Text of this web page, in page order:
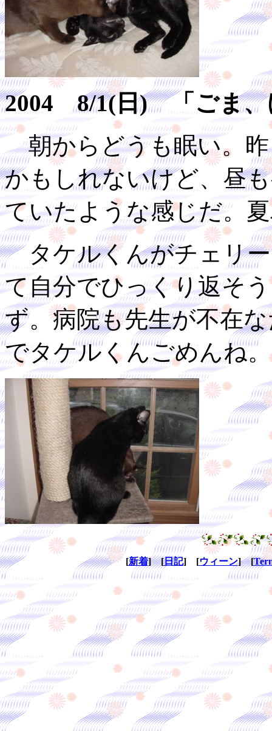
2004 8/1(日) 「ごま、
朝からどうも眠い。昨
かもしれないけど、昼
ていたような感じだ。
タケルくんがチェリー
て自分でひっくり返そ
ず。病院も先生が不在
でタケルくんごめんね。
[新着] [日記] [ウィーン] [